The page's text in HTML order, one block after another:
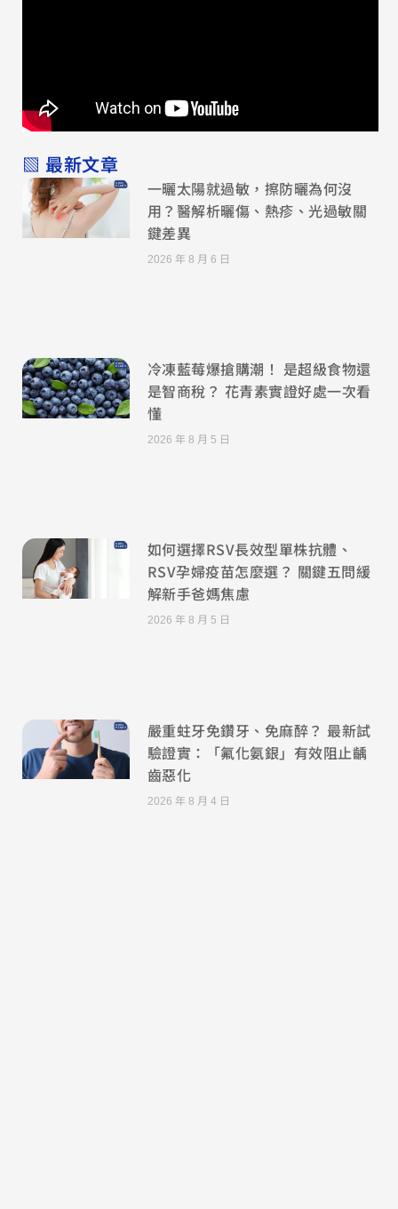
▧ 最新文章
一曬太陽就過敏，擦防曬為何沒
用？醫解析曬傷、熱疹、光過敏關
鍵差異
2026 年 8 月 6 日
冷凍藍莓爆搶購潮！ 是超級食物還
是智商稅？ 花青素實證好處一次看
懂
2026 年 8 月 5 日
如何選擇RSV長效型單株抗體、
RSV孕婦疫苗怎麼選？ 關鍵五問緩
解新手爸媽焦慮
2026 年 8 月 5 日
嚴重蛀牙免鑽牙、免麻醉？ 最新試
驗證實：「氟化氨銀」有效阻止齲
齒惡化
2026 年 8 月 4 日